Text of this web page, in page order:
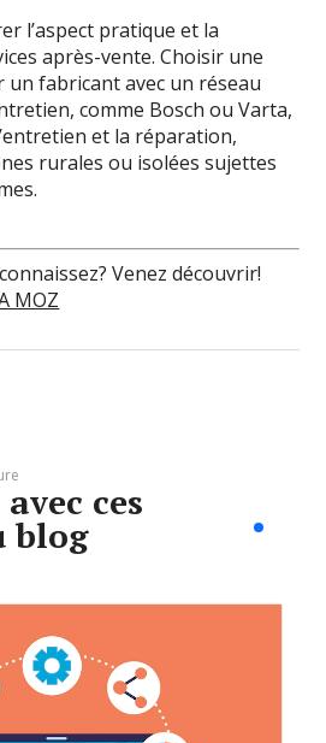
l’aspect pratique et la
après-vente. Choisir une
fabricant avec un réseau
comme Bosch ou Varta,
et la réparation,
rurales ou isolées sujettes
Venez découvrir!
MOZ
ces
blog